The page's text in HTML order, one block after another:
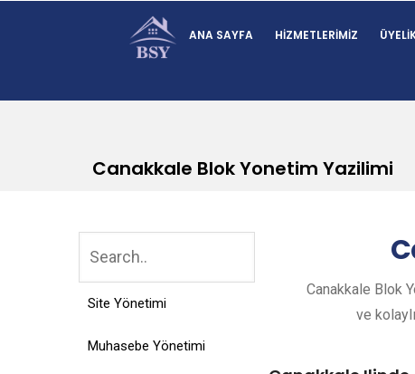
ANA SAYFA HIZMETLERIMIZ
Canakkale Blok Yonetim Yazilimi
Site Yönetimi
Muhasebe Yönetimi
Canakkale Blok
ve